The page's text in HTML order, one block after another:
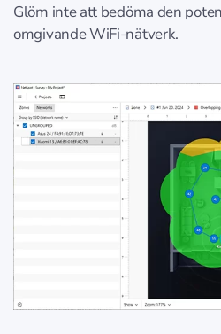
Glöm inte att bedöma den
omgivande WiFi-nätverk.